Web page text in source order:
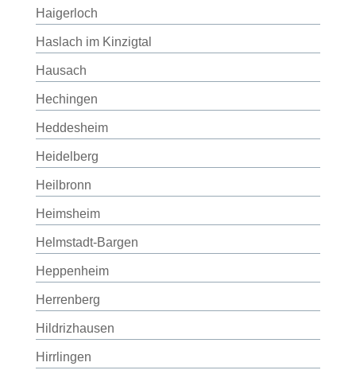
Haigerloch
Haslach im Kinzigtal
Hausach
Hechingen
Heddesheim
Heidelberg
Heilbronn
Heimsheim
Helmstadt-Bargen
Heppenheim
Herrenberg
Hildrizhausen
Hirrlingen